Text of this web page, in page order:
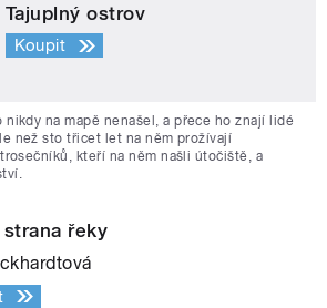
Tajuplný ostrov
Koupit
na mapě nenašel, a přece ho znají lidé
než sto třicet let na něm prožívají
kteří na něm našli útočiště, a
strana řeky